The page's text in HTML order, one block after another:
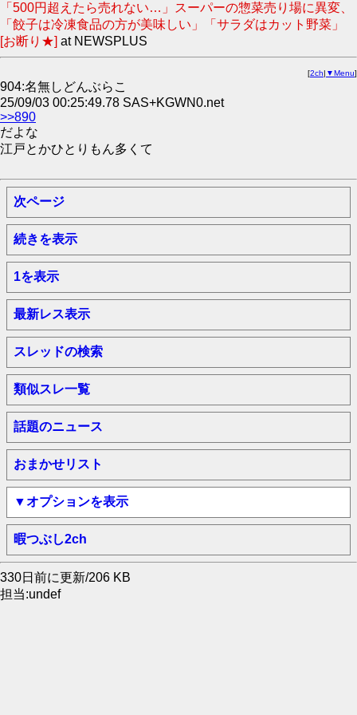
「500円超えたら売れない…」スーパーの惣菜売り場に異変、
「餃子は冷凍食品の方が美味しい」「サラダはカット野菜」
[お断り★] at NEWSPLUS
[2ch| ▼Menu]
904:名無しどんぶらこ
25/09/03 00:25:49.78 SAS+KGWN0.net
>>890
だよな
江戸とかひとりもん多くて
次ページ
続きを表示
1を表示
最新レス表示
スレッドの検索
類似スレ一覧
話題のニュース
おまかせリスト
▼オプションを表示
暇つぶし2ch
330日前に更新/206 KB
担当:undef